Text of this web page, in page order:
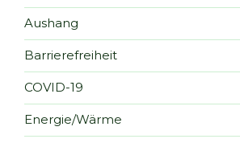
Aushang
Barrierefreiheit
COVID-19
Energie/Wärme